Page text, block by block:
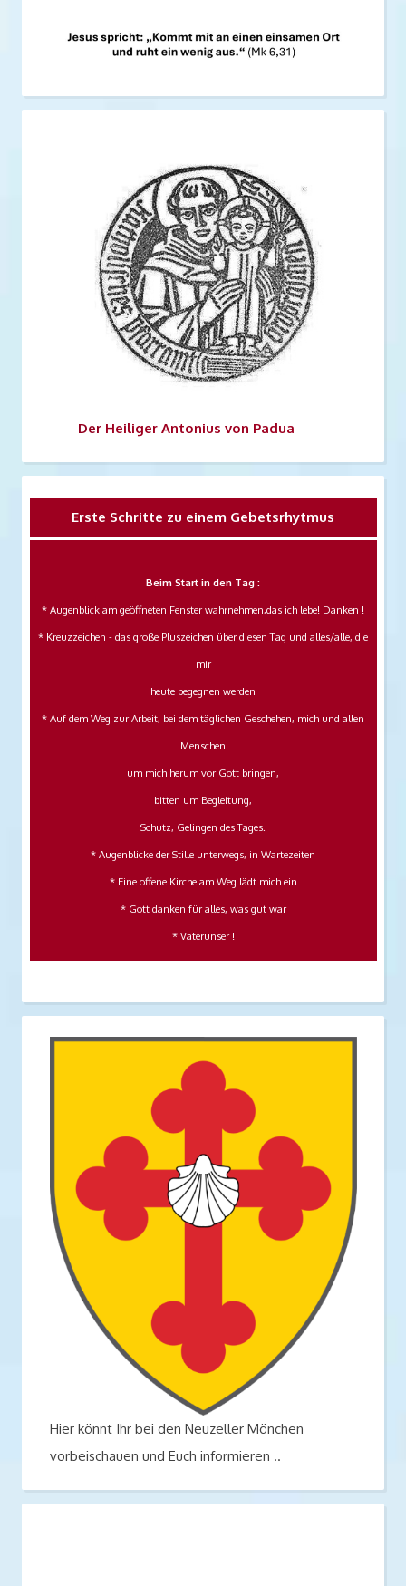
Der Heiliger Antonius von Padua
Erste Schritte zu einem Gebetsrhytmus
Beim Start in den Tag :
* Augenblick am geöffneten Fenster wahrnehmen,das ich lebe! Danken !
* Kreuzzeichen - das große Pluszeichen über diesen Tag und alles/alle, die
mir
heute begegnen werden
* Auf dem Weg zur Arbeit, bei dem täglichen Geschehen, mich und allen
Menschen
um mich herum vor Gott bringen,
bitten um Begleitung,
Schutz, Gelingen des Tages.
* Augenblicke der Stille unterwegs, in Wartezeiten
* Eine offene Kirche am Weg lädt mich ein
* Gott danken für alles, was gut war
* Vaterunser !
Hier könnt Ihr bei den Neuzeller Mönchen
vorbeischauen und Euch informieren ..